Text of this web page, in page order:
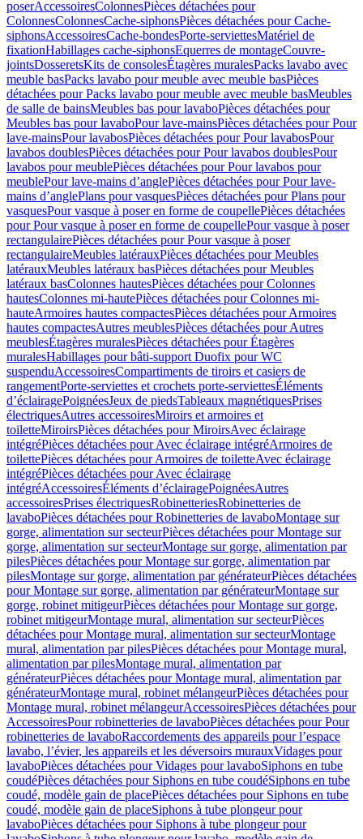
poserAccessoiresColonnesPièces détachées pour
ColonnesColonnesCache-siphonsPièces détachées pour Cache-
siphonsAccessoiresCache-bondesPorte-serviettesMatériel de
fixationHabillages cache-siphonsEquerres de montageCouvre-
jointsDosseretsKits de consolesÉtagères muralesPacks lavabo avec
meuble basPacks lavabo pour meuble avec meuble basPièces
détachées pour Packs lavabo pour meuble avec meuble basMeubles
de salle de bainsMeubles bas pour lavaboPièces détachées pour
Meubles bas pour lavaboPour lave-mainsPièces détachées pour Pour
lave-mainsPour lavabosPièces détachées pour Pour lavabosPour
lavabos doublesPièces détachées pour Pour lavabos doublesPour
lavabos pour meublePièces détachées pour Pour lavabos pour
meublePour lave-mains d’anglePièces détachées pour Pour lave-
mains d’anglePlans pour vasquesPièces détachées pour Plans pour
vasquesPour vasque à poser en forme de coupellePièces détachées
pour Pour vasque à poser en forme de coupellePour vasque à poser
rectangulairePièces détachées pour Pour vasque à poser
rectangulaireMeubles latérauxPièces détachées pour Meubles
latérauxMeubles latéraux basPièces détachées pour Meubles
latéraux basColonnes hautesPièces détachées pour Colonnes
hautesColonnes mi-hautePièces détachées pour Colonnes mi-
hauteArmoires hautes compactesPièces détachées pour Armoires
hautes compactesAutres meublesPièces détachées pour Autres
meublesÉtagères muralesPièces détachées pour Étagères
muralesHabillages pour bâti-support Duofix pour WC
suspenduAccessoiresCompartiments de tiroirs et casiers de
rangementPorte-serviettes et crochets porte-serviettesÉléments
d’éclairagePoignéesJeux de piedsTableaux magnétiquesPrises
électriquesAutres accessoiresMiroirs et armoires et
toiletteMiroirsPièces détachées pour MiroirsAvec éclairage
intégréPièces détachées pour Avec éclairage intégréArmoires de
toilettePièces détachées pour Armoires de toiletteAvec éclairage
intégréPièces détachées pour Avec éclairage
intégréAccessoiresÉléments d’éclairagePoignéesAutres
accessoiresPrises électriquesRobinetteriesRobinetteries de
lavaboPièces détachées pour Robinetteries de lavaboMontage sur
gorge, alimentation sur secteurPièces détachées pour Montage sur
gorge, alimentation sur secteurMontage sur gorge, alimentation par
pilesPièces détachées pour Montage sur gorge, alimentation par
pilesMontage sur gorge, alimentation par générateurPièces détachées
pour Montage sur gorge, alimentation par générateurMontage sur
gorge, robinet mitigeurPièces détachées pour Montage sur gorge,
robinet mitigeurMontage mural, alimentation sur secteurPièces
détachées pour Montage mural, alimentation sur secteurMontage
mural, alimentation par pilesPièces détachées pour Montage mural,
alimentation par pilesMontage mural, alimentation par
générateurPièces détachées pour Montage mural, alimentation par
générateurMontage mural, robinet mélangeurPièces détachées pour
Montage mural, robinet mélangeurAccessoiresPièces détachées pour
AccessoiresPour robinetteries de lavaboPièces détachées pour Pour
robinetteries de lavaboRaccordements des appareils pour l’espace
lavabo, l’évier, les appareils et les déversoirs murauxVidages pour
lavaboPièces détachées pour Vidages pour lavaboSiphons en tube
coudéPièces détachées pour Siphons en tube coudéSiphons en tube
coudé, modèle gain de placePièces détachées pour Siphons en tube
coudé, modèle gain de placeSiphons à tube plongeur pour
lavaboPièces détachées pour Siphons à tube plongeur pour